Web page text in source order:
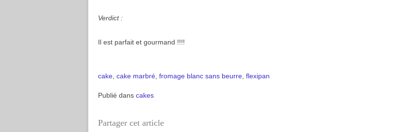
Verdict :
Il est parfait et gourmand !!!!
cake cake marbré fromage blanc sans beurre flexipan
Publié dans cakes
Partager cet article